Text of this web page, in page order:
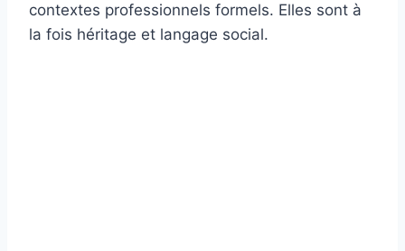
contextes professionnels formels. Elles sont à
la fois héritage et langage social.